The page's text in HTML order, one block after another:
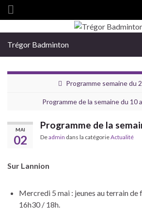
Search for:
Trégor Badminton
Programme semaine du
Programme de la semaine du 10
MAI
02
Programme de la
Deadmin dans la catégorieActualité
Sur Lannion
Mercredi 5 mai : jeunes au terrain de
16h30 / 18h.